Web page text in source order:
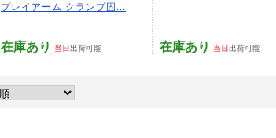
プレイアーム クランプ固...
在庫あり 当日出荷可能 在庫あり 当日出荷可能